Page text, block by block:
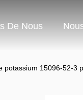
De Nous
potassium 15096-52-3